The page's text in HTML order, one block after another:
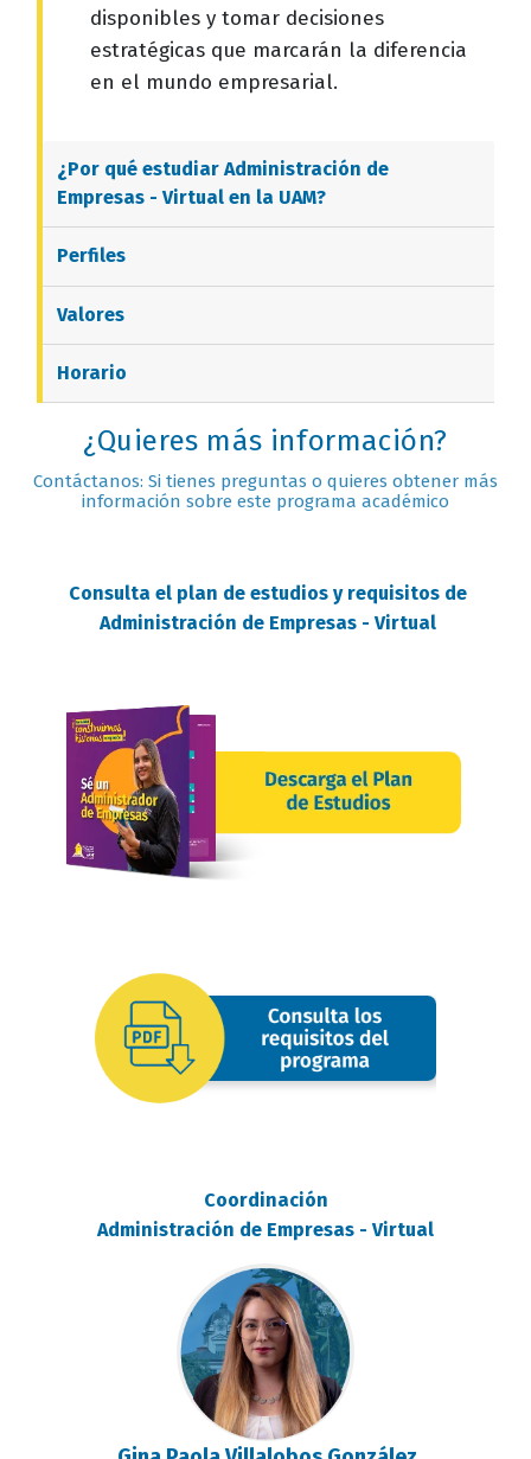
disponibles y tomar decisiones
estratégicas que marcarán la diferencia
en el mundo empresarial.
¿Por qué estudiarAdministración de
Empresas - Virtual en la UAM?
Perfiles
Valores
Horario
¿Quieres más información?
Contáctanos: Si tienes preguntas o quieres obtener más
información sobre este programa académico
Consulta el plan de estudios y requisitos de
Administración de Empresas - Virtual
image
Coordinación
Administración de Empresas - Virtual